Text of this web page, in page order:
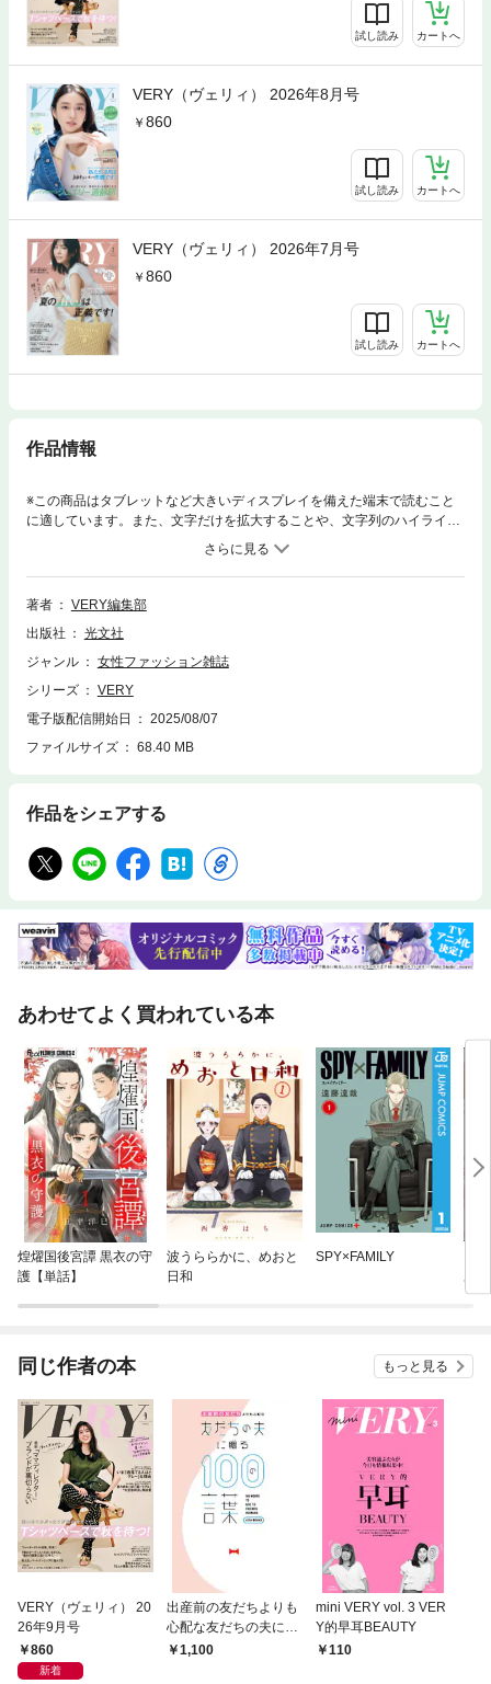
試し読み カートへ
VERY（ヴェリィ） 2026年8月号
860
試し読み カートへ
VERY（ヴェリィ） 2026年7月号
860
試し読み カートへ
作品情報
※この商品はタブレットなど大きいディスプレイを備えた端末で読むこと
に適しています。また、文字だけを拡大することや、文字列のハイライ
ト、検索、辞書の参照、引用などの機能が使用できません。※デジタル版
の表紙は紙版と異なりますが、内容は同じです※買い足すなら“暑い秋にも
着たい服”／SNAP！ TOKYO REAL OSHARE MAMA／久しぶり買いなら
「ハンサムウォッチ」が賢い選択※デジタル版は紙の雑誌と掲載内容が一
ございます。
著者
VERY編集部
出版社
光文社
ジャンル
女性ファッション雑誌
シリーズ
VERY
電子版配信開始日
2025/08/07
ファイルサイズ
68.40 MB
作品をシェアする
あわせてよく買われている本
煌燿国後宮譚 黒衣の守
護【単話】
波うららかに、めおと
日和
SPY×FAMILY
同棲
同じ作者の本 もっと見る
VERY（ヴェリィ） 20
26年9月号
860
新着
出産前の友だちよりも
心配な友だちの夫に贈
る100の言葉
1,100
mini VERY vol. 3 VER
Y的早耳BEAUTY
110